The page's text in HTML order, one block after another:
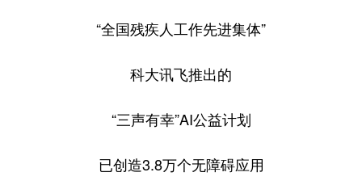
“全国残疾人工作先进集体”
科大讯飞推出的
“三声有幸”AI公益计划
已创造3.8万个无障碍应用